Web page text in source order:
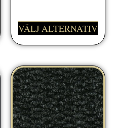
VÄLJ ALTERNATIV